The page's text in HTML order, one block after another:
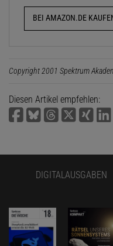
BEI AMAZON.DE
Copyright 2001 Spektrum
Diesen Artikel empfehlen:
DIGITALAUSGABEN